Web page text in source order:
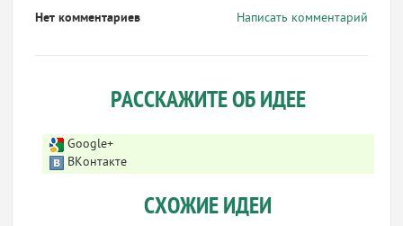
Написать комментарий
Нет комментариев
РАССКАЖИТЕ ОБ ИДЕЕ
Google+
ВКонтакте
СХОЖИЕ ИДЕИ